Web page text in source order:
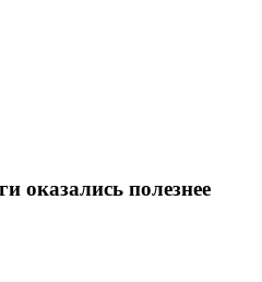
оказались полезнее